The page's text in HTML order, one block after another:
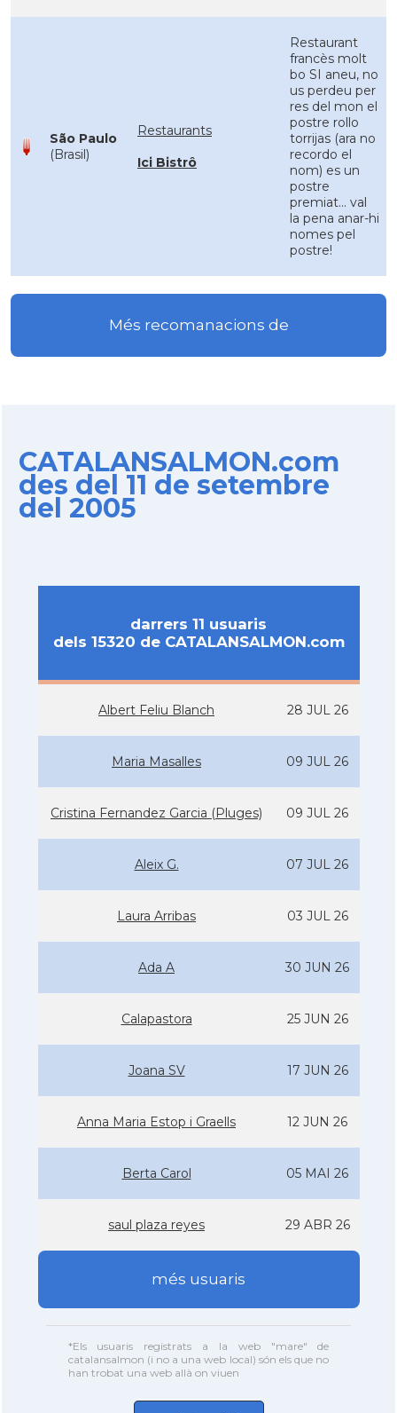
São Paulo
(Brasil)
Restaurants
Ici Bistrô
Restaurant
francès molt
bo SI aneu, no
us perdeu per
res del mon el
postre rollo
torrijas (ara no
recordo el
nom) es un
postre
premiat... val
la pena anar-hi
nomes pel
postre!
Més recomanacions de
CATALANSALMON.com
des del 11 de setembre
del 2005
darrers 11 usuaris
dels 15320 de CATALANSALMON.com
Albert Feliu Blanch 28 JUL 26
Maria Masalles 09 JUL 26
Cristina Fernandez Garcia (Pluges) 09 JUL 26
Aleix G. 07 JUL 26
Laura Arribas 03 JUL 26
Ada A 30 JUN 26
Calapastora 25 JUN 26
Joana SV 17 JUN 26
Anna Maria Estop i Graells 12 JUN 26
Berta Carol 05 MAI 26
saul plaza reyes 29 ABR 26
més usuaris
*Els usuaris registrats a la web "mare" de
catalansalmon (i no a una web local) són els que no
han trobat una web allà on viuen